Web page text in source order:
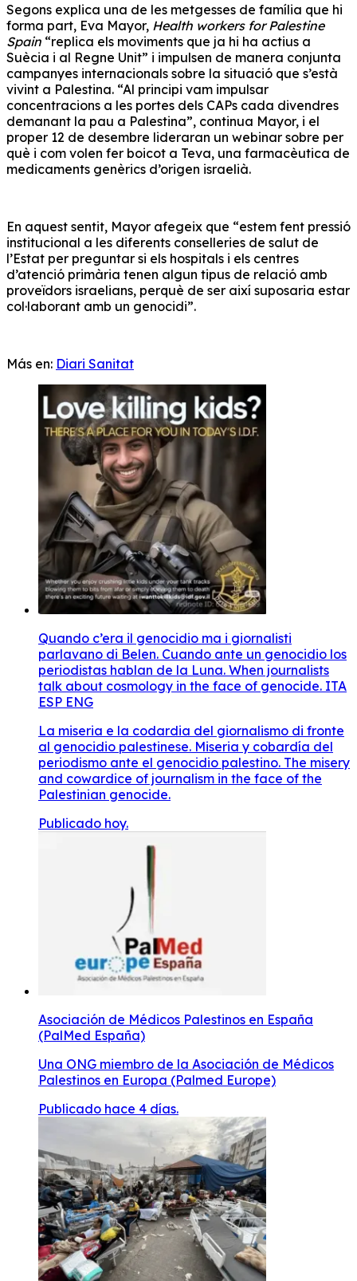
Segons explica una de les metgesses de família que hi
forma part, Eva Mayor, Health workers for Palestine
Spain “replica els moviments que ja hi ha actius a
Suècia i al Regne Unit” i impulsen de manera conjunta
campanyes internacionals sobre la situació que s’està
vivint a Palestina. “Al principi vam impulsar
concentracions a les portes dels CAPs cada divendres
demanant la pau a Palestina”, continua Mayor, i el
proper 12 de desembre lideraran un webinar sobre per
què i com volen fer boicot a Teva, una farmacèutica de
medicaments genèrics d’origen israelià.
En aquest sentit, Mayor afegeix que “estem fent pressió
institucional a les diferents conselleries de salut de
l’Estat per preguntar si els hospitals i els centres
d’atenció primària tenen algun tipus de relació amb
proveïdors israelians, perquè de ser així suposaria estar
col·laborant amb un genocidi”.
Más en: Diari Sanitat
Quando c’era il genocidio ma i giornalisti
parlavano di Belen. Cuando ante un genocidio los
periodistas hablan de la Luna. When journalists
talk about cosmology in the face of genocide. ITA
ESP ENG
La miseria e la codardia del giornalismo di fronte
al genocidio palestinese. Miseria y cobardía del
periodismo ante el genocidio palestino. The misery
and cowardice of journalism in the face of the
Palestinian genocide.
Publicado hoy.
Asociación de Médicos Palestinos en España
(PalMed España)
Una ONG miembro de la Asociación de Médicos
Palestinos en Europa (Palmed Europe)
Publicado hace 4 días.